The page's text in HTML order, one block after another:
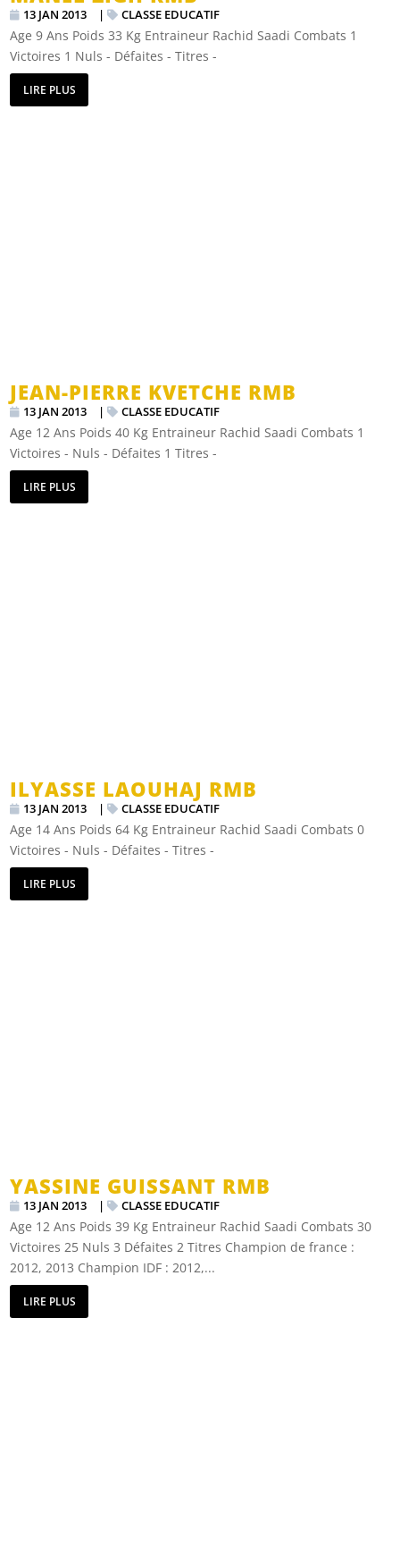
13 JAN 2013 | CLASSE EDUCATIF
Age 9 Ans Poids 33 Kg Entraineur Rachid Saadi Combats 1
Victoires 1 Nuls - Défaites - Titres -
LIRE PLUS
JEAN-PIERRE KVETCHE RMB
13 JAN 2013 | CLASSE EDUCATIF
Age 12 Ans Poids 40 Kg Entraineur Rachid Saadi Combats 1
Victoires - Nuls - Défaites 1 Titres -
LIRE PLUS
ILYASSE LAOUHAJ RMB
13 JAN 2013 | CLASSE EDUCATIF
Age 14 Ans Poids 64 Kg Entraineur Rachid Saadi Combats 0
Victoires - Nuls - Défaites - Titres -
LIRE PLUS
YASSINE GUISSANT RMB
13 JAN 2013 | CLASSE EDUCATIF
Age 12 Ans Poids 39 Kg Entraineur Rachid Saadi Combats 30
Victoires 25 Nuls 3 Défaites 2 Titres Champion de france :
2012, 2013 Champion IDF : 2012,...
LIRE PLUS